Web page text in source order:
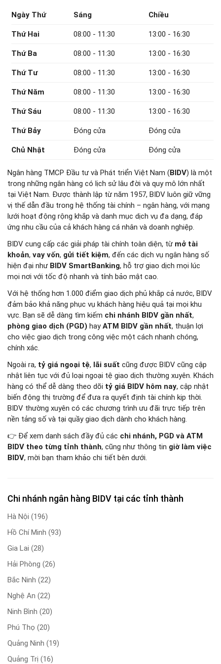
Ngày Thứ Sáng Chiều
Thứ Hai 08:00 - 11:30 13:00 - 16:30
Thứ Ba 08:00 - 11:30 13:00 - 16:30
Thứ Tư 08:00 - 11:30 13:00 - 16:30
Thứ Năm 08:00 - 11:30 13:00 - 16:30
Thứ Sáu 08:00 - 11:30 13:00 - 16:30
Thứ Bảy Đóng cửa Đóng cửa
Chủ Nhật Đóng cửa Đóng cửa
Ngân hàng TMCP Đầu tư và Phát triển Việt Nam (BIDV) là một
trong những ngân hàng có lịch sử lâu đời và quy mô lớn nhất
tại Việt Nam. Được thành lập từ năm 1957, BIDV luôn giữ vững
vị thế dẫn đầu trong hệ thống tài chính – ngân hàng, với mạng
lưới hoạt động rộng khắp và danh mục dịch vụ đa dạng, đáp
ứng nhu cầu của cả khách hàng cá nhân và doanh nghiệp.
BIDV cung cấp các giải pháp tài chính toàn diện, từ mở tài
khoản, vay vốn, gửi tiết kiệm, đến các dịch vụ ngân hàng số
hiện đại như BIDV SmartBanking, hỗ trợ giao dịch mọi lúc
mọi nơi với tốc độ nhanh và tính bảo mật cao.
Với hệ thống hơn 1.000 điểm giao dịch phủ khắp cả nước, BIDV
đảm bảo khả năng phục vụ khách hàng hiệu quả tại mọi khu
vực. Bạn sẽ dễ dàng tìm kiếm chi nhánh BIDV gần nhất,
phòng giao dịch (PGD) hayATM BIDV gần nhất, thuận lợi
cho việc giao dịch trong công việc một cách nhanh chóng,
chính xác.
Ngoài ra, tỷ giá ngoại tệ, lãi suất cũng được BIDV cũng cập
nhật liên tục với đủ loại ngoại tệ giao dịch thường xuyên. Khách
hàng có thể dễ dàng theo dõi tỷ giá BIDV hôm nay, cập nhật
biến động thị trường để đưa ra quyết định tài chính kịp thời.
BIDV thường xuyên có các chương trình ưu đãi trực tiếp trên
nền tảng số và tại quầy giao dịch dành cho khách hàng.
👉 Để xem danh sách đầy đủ các chi nhánh, PGD và ATM
BIDV theo từng tỉnh thành, cũng như thông tin giờ làm việc
BIDV, mời bạn tham khảo chi tiết bên dưới.
Chi nhánh ngân hàng BIDV tại các tỉnh thành
Hà Nội (196)
Hồ Chí Minh (93)
Gia Lai (28)
Hải Phòng (26)
Bắc Ninh (22)
Nghệ An (22)
Ninh Bình (20)
Phú Thọ (20)
Quảng Ninh (19)
Quảng Trị (16)